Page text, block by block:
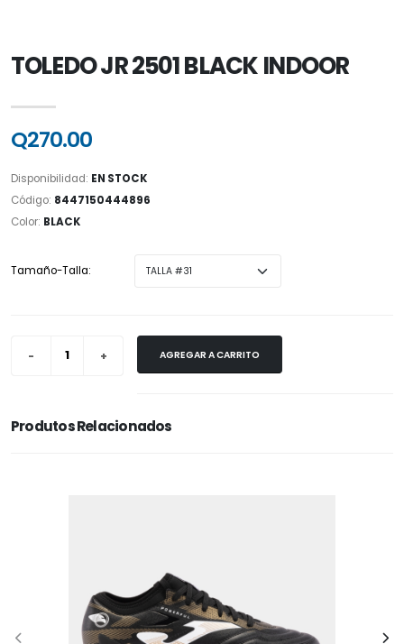
TOLEDO JR 2501 BLACK INDOOR
Q270.00
Disponibilidad: EN STOCK
Código: 8447150444896
Color: BLACK
Tamaño-Talla:
AGREGAR A CARRITO
Produtos Relacionados